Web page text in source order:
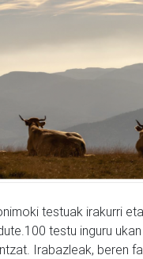
testuak irakurri
testu inguru
Irabazleak, beren